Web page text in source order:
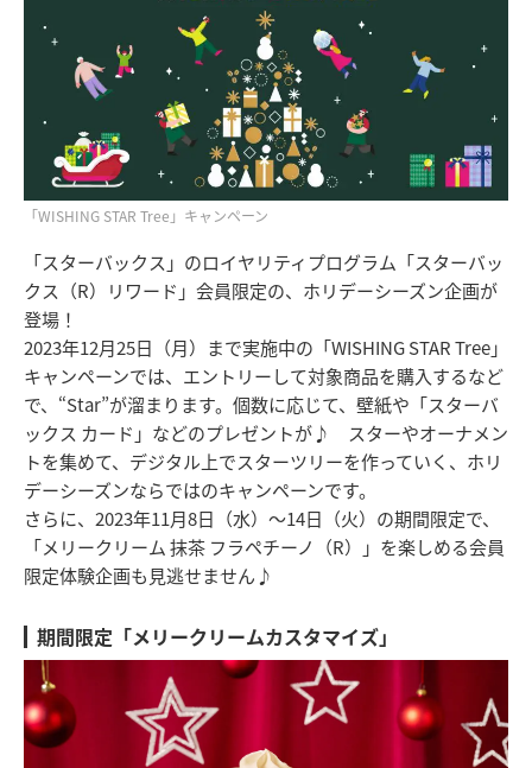
「WISHING STAR Tree」キャンペーン
「スターバックス」のロイヤリティプログラム「スターバッ
クス（R）リワード」会員限定の、ホリデーシーズン企画が
登場！
2023年12月25日（月）まで実施中の「WISHING STAR Tree」
キャンペーンでは、エントリーして対象商品を購入するなど
で、“Star”が溜まります。個数に応じて、壁紙や「スターバ
ックス カード」などのプレゼントが♪ スターやオーナメン
トを集めて、デジタル上でスターツリーを作っていく、ホリ
デーシーズンならではのキャンペーンです。
さらに、2023年11月8日（水）～14日（火）の期間限定で、
「メリークリーム 抹茶 フラペチーノ（R）」を楽しめる会員
限定体験企画も見逃せません♪
期間限定「メリークリームカスタマイズ」